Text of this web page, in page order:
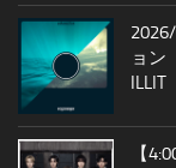
ョン
ILLIT
【